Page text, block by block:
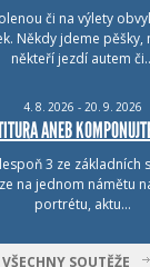
či na výlety
Někdy jdeme pěšky,
někteří jezdí autem
4. 8. 2026 - 20. 9. 2026
ANEB
3 ze základních
na jednom námětu
portrétu, aktu…
VŠECHNY SOUTĚŽE